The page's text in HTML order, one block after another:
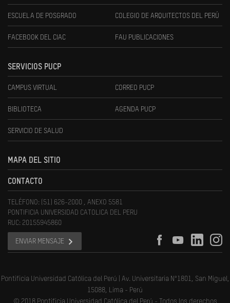
ESCUELA DE POSGRADO COLEGIO DE ARQUITECTOS DEL PERÚ
FACEBOOK DEL CIAC FAU PUBLICACIONES
SERVICIOS PUCP
CAMPUS VIRTUAL CORREO PUCP
BIBLIOTECA AGENDA PUCP
SERVICIO DE SALUD
MAPA DEL SITIO
CONTACTO
TELÉFONO: (51) 626-2000 , ANEXO 5581
PONTIFICIA UNIVERSIDAD CATOLICA DEL PERU
RUC: 20155945860
ENVIAR MENSAJE
Pontificia Universidad Católica del Perú | Av. Universitaria N°1801, San Miguel,
15088, Lima - Perú
© 2018 Pontificia Universidad Católica del Perú - Todos los derechos